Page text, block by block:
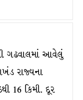
ગઢવાલમાં આવેલું
રાજ્યના
16 કિમી. દૂર